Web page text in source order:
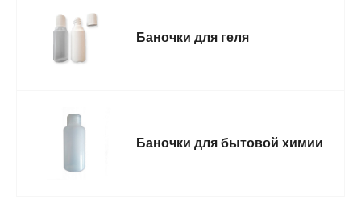
Баночки для геля
Баночки для бытовой химии